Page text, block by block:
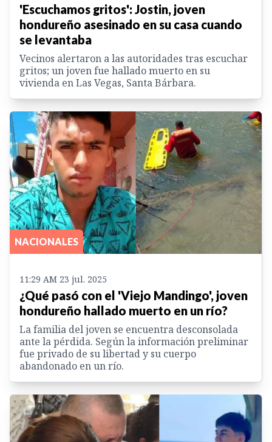
'Escuchamos gritos': Jostin, joven
hondureño asesinado en su casa cuando
se levantaba
Vecinos alertaron a las autoridades tras escuchar
gritos; un joven fue hallado muerto en su
vivienda en Las Vegas, Santa Bárbara.
NACIONALES
11:29 AM 23 jul. 2025
¿Qué pasó con el 'Viejo Mandingo', joven
hondureño hallado muerto en un río?
La familia del joven se encuentra desconsolada
ante la pérdida. Según la información preliminar
fue privado de su libertad y su cuerpo
abandonado en un río.